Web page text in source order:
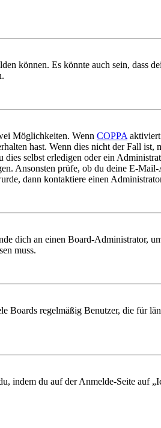
können. Es könnte auch sein, dass
Möglichkeiten. Wenn COPPA aktiviert
hast. Wenn dies nicht der Fall ist,
selbst erledigen oder ein
Ansonsten prüfe, ob du deine E-Mail-
dann kontaktiere einen
dich an einen Board-Administrator,
muss.
Boards regelmäßig Benutzer, die für
indem du auf der Anmelde-Seite auf